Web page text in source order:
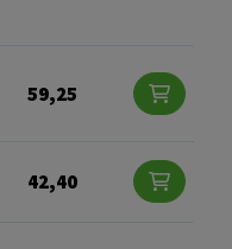
59,25
42,40